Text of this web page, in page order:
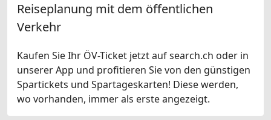
Reiseplanung mit dem öffentlichen
Verkehr
Kaufen Sie Ihr ÖV-Ticket jetzt auf search.ch oder in
unserer App und profitieren Sie von den günstigen
Spartickets und Spartageskarten! Diese werden,
wo vorhanden, immer als erste angezeigt.